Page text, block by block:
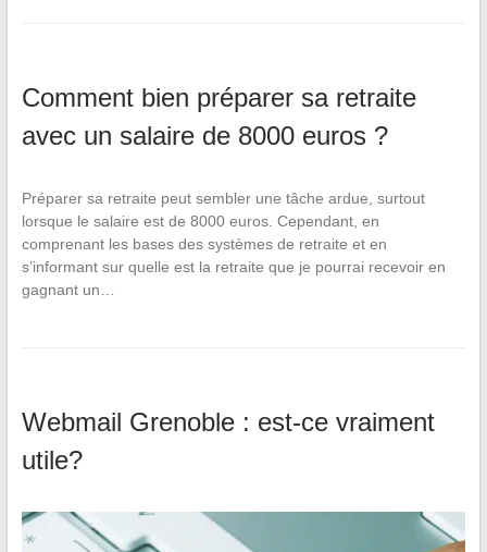
Comment bien préparer sa retraite
avec un salaire de 8000 euros ?
Préparer sa retraite peut sembler une tâche ardue, surtout
lorsque le salaire est de 8000 euros. Cependant, en
comprenant les bases des systèmes de retraite et en
s’informant sur quelle est la retraite que je pourrai recevoir en
gagnant un…
Webmail Grenoble : est-ce vraiment
utile?